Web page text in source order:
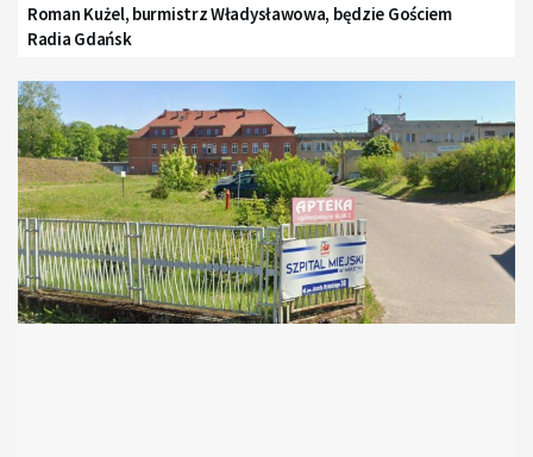
Roman Kużel, burmistrz Władysławowa, będzie Gościem
Radia Gdańsk